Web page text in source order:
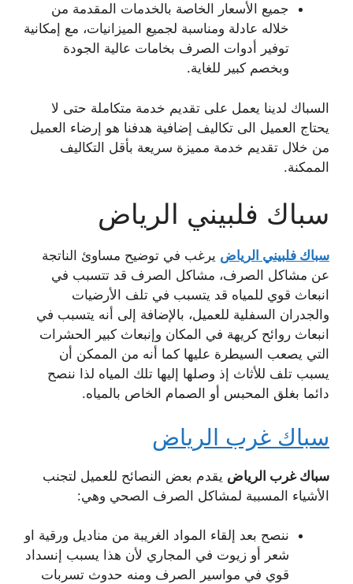
جميع الأسعار الخاصة بالخدمات المقدمة من
خلاله عادلة ومناسبة لجميع الميزانيات، مع إمكانية
توفير أدوات الصرف بخامات عالية الجودة
وبخصم كبير للغاية.
السباك لدينا يعمل على تقديم خدمة متكاملة حتى لا
يحتاج العميل الى تكاليف إضافية هدفنا هو إرضاء العميل
من خلال تقديم خدمة مميزة سريعة بأقل التكاليف
الممكنة.
سباك فلبيني الرياض
سباك فلبيني الرياض يرغب في توضيح مساوئ الناتجة
عن مشاكل الصرف، مشاكل الصرف قد تتسبب في
انبعاث قوي للمياه قد يتسبب في تلف الأرضيات
والجدران السفلية للعميل، بالإضافة إلى أنه يتسبب في
انبعاث روائح كريهة في المكان وإنبعاث كبير الحشرات
التي يصعب السيطرة عليها كما أنه من الممكن أن
يسبب تلف للأثاث إذ وصلها إليها تلك المياه لذا ننصح
دائما بغلق المحبس أو الصمام الخاص بالمياه.
سباك غرب الرياض
سباك غرب الرياض يقدم بعض النصائح للعميل لتجنب
الأشياء المسببة لمشاكل الصرف الصحي وهي:
ننصح بعد إلقاء المواد الغريبة من مناديل ورقية او
شعر أو زيوت في المجاري لأن هذا يسبب إنسداد
قوي في مواسير الصرف ومنه حدوث تسربات